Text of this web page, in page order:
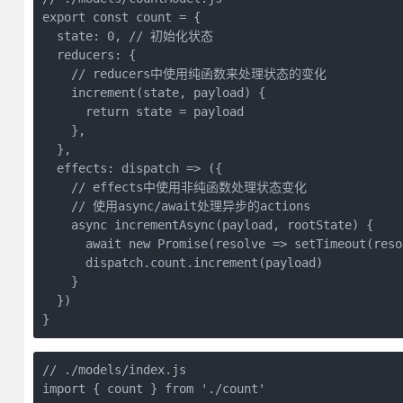
export const count = {
  state: 0, // 初始化状态
  reducers: {
    // reducers中使用纯函数来处理状态的变化
    increment(state, payload) {
      return state = payload
    },
  },
  effects: dispatch => ({
    // effects中使用非纯函数处理状态变化
    // 使用async/await处理异步的actions
    async incrementAsync(payload, rootState) {
await new Promise(resolve =>
      dispatch.count.increment(payload)
    }
  })
// ./models/index.js
import { count } from './count'